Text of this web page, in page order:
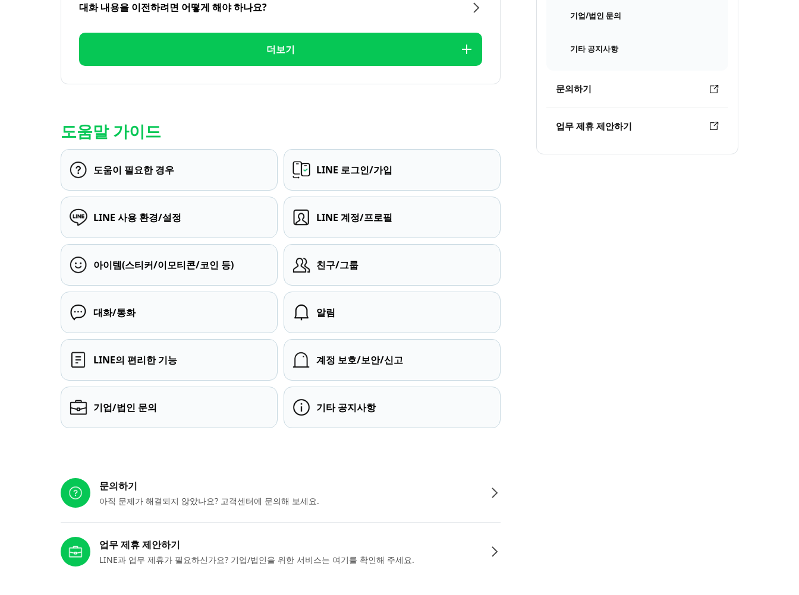
기업/법인 문의
기타 공지사항
문의하기
업무 제휴 제안하기
대화 내용을 이전하려면 어떻게 해야 하나요?
더보기
도움말 가이드
도움이 필요한 경우 LINE 로그인/가입
LINE 사용 환경/설정 LINE 계정/프로필
아이템(스티커/이모티콘/코인 등) 친구/그룹
대화/통화 알림
LINE의 편리한 기능 계정 보호/보안/신고
기업/법인 문의 기타 공지사항
문의하기
아직 문제가 해결되지 않았나요? 고객센터에 문의해 보세요.
업무 제휴 제안하기
LINE과 업무 제휴가 필요하신가요? 기업/법인을 위한 서비스는 여기를 확인해 주세요.